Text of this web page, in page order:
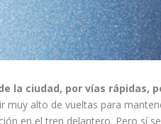
la ciudad, por vías rápidas,
muy alto de vueltas para
en el tren delantero. Pero sí